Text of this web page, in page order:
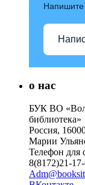
о нас
БУК ВО
библиотека»
Россия,
Марии
Телефон для
8(8172)21-